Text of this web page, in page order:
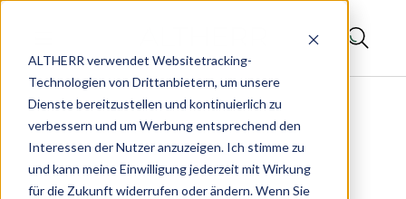
ALTHERR verwendet Websitetracking-
Technologien von Drittanbietern, um unsere
Dienste bereitzustellen und kontinuierlich zu
verbessern und um Werbung entsprechend den
Interessen der Nutzer anzuzeigen. Ich stimme zu
und kann meine Einwilligung jederzeit mit Wirkung
für die Zukunft widerrufen oder ändern. Wenn Sie